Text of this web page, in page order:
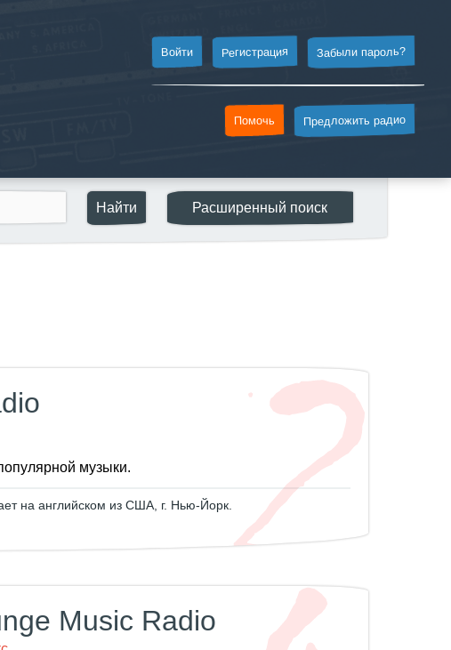
Забыли пароль?
Регистрация
Войти
Предложить радио
Помочь
музыки.
на английском из США, г. Нью-Йорк.
Music Radio